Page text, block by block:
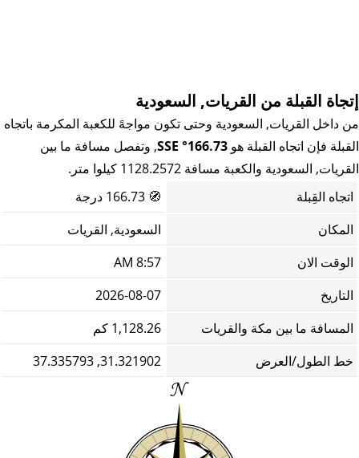
إتجاة القبلة من القريات, السعودية
من داخل القريات, السعودية وحتى تكون مواجهً للكعبة المكرمة باتجاه
القبلة فإن اتجاه القبلة هو 166.73° SSE
, وتفصل مسافة ما بين
القريات, السعودية والكعبة مسافة 1128.2572 كيلوا متر.
اتجاه القِبلة
🧭
المكان
السعودية, القريات
الوقت الان
8:57 AM
التاريخ
2026-08-07
المسافة ما بين مكة والقريات
1,128.26 كم
خط الطول/العرض
31.321902, 37.335793